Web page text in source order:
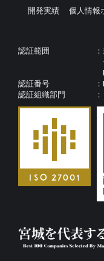
開発実績
個人情報
認証範囲
認証番号
認証組織部門